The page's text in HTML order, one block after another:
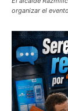
organizar el